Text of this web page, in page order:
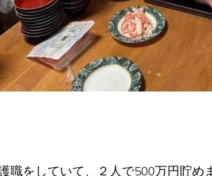
職をしていて、２人で500万円貯